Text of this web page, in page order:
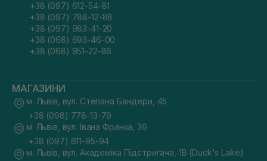
+38 (097) 612-54-81
+38 (097) 788-12-88
+38 (097) 983-41-20
+38 (068) 693-46-00
+38 (068) 951-22-86
МАГАЗИНИ
м. Львів, вул. Степана Бандери, 45
+38 (098) 778-13-79
м. Львів, вул. Івана Франка, 36
+38 (097) 611-95-94
м. Львів, вул. Академіка Підстригача, 1В (Duck's Lake)